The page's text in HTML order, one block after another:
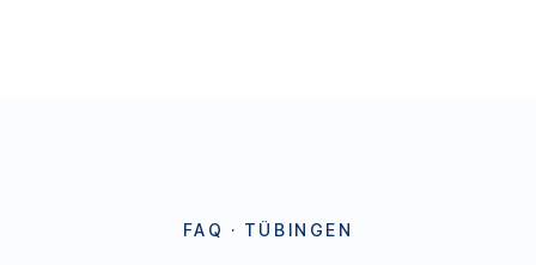
FAQ · TÜBINGEN